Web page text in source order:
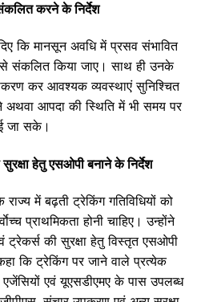
करने के निर्देश
कि मानसून अवधि में प्रसव संभावित
से संकलित किया जाए। साथ ही उनके
कर आवश्यक व्यवस्थाएं सुनिश्चित
अथवा आपदा की स्थिति में भी समय पर
जा सके।
हेतु एसओपी बनाने के निर्देश
में बढ़ती ट्रेकिंग गतिविधियों को
प्राथमिकता होनी चाहिए। उन्होंने
ट्रेकर्स की सुरक्षा हेतु विस्तृत एसओपी
कि ट्रेकिंग पर जाने वाले प्रत्येक
एजेंसियों एवं यूएसडीएमए के पास उपलब्ध